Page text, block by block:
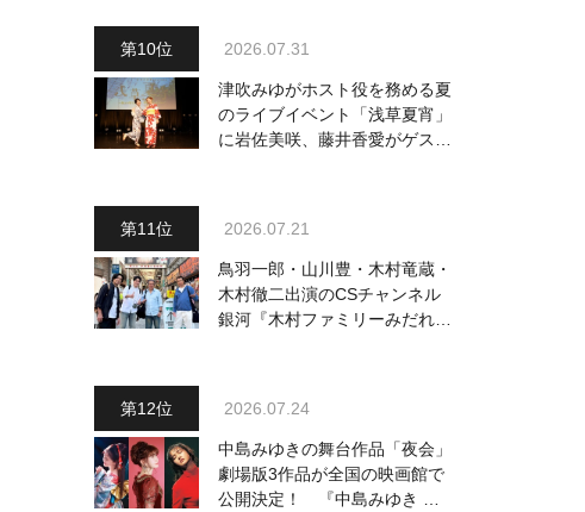
2026.07.31
津吹みゆがホスト役を務める夏
のライブイベント「浅草夏宵」
に岩佐美咲、藤井香愛がゲスト
2026.07.21
鳥羽一郎・山川豊・木村竜蔵・
木村徹二出演のCSチャンネル
銀河『木村ファミリーみだれ旅
2026.07.24
中島みゆきの舞台作品「夜会」
劇場版3作品が全国の映画館で
公開決定！ 『中島みゆき 劇